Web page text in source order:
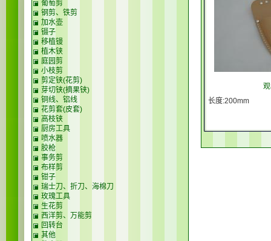
长度:200mm
葡萄剪
钢剪、铁剪
加水壶
镊子
移植镘
植木铗
庭园剪
小枝剪
剪定铗(花剪)
芽切铗(摘果铗)
铜线、铝线
花剪套(皮套)
高枝铗
厨房工具
喷水器
胶枪
事务剪
布样剪
钳子
瑞士刀、折刀、海棉刀
玫瑰工具
生花剪
西洋剪、万能剪
回转台
其他